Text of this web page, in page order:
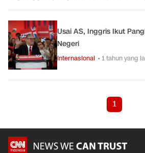
Usai AS, Inggris Ikut
Negeri
Internasional • 1 tahun yang
1